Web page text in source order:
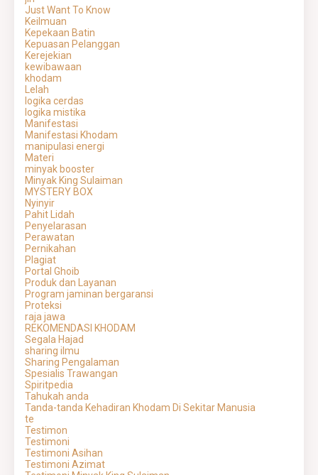
Just Want To Know
Keilmuan
Kepekaan Batin
Kepuasan Pelanggan
Kerejekian
kewibawaan
khodam
Lelah
logika cerdas
logika mistika
Manifestasi
Manifestasi Khodam
manipulasi energi
Materi
minyak booster
Minyak King Sulaiman
MYSTERY BOX
Nyinyir
Pahit Lidah
Penyelarasan
Perawatan
Pernikahan
Plagiat
Portal Ghoib
Produk dan Layanan
Program jaminan bergaransi
Proteksi
raja jawa
REKOMENDASI KHODAM
Segala Hajad
sharing ilmu
Sharing Pengalaman
Spesialis Trawangan
Spiritpedia
Tahukah anda
Tanda-tanda Kehadiran Khodam Di Sekitar Manusia
te
Testimon
Testimoni
Testimoni Asihan
Testimoni Azimat